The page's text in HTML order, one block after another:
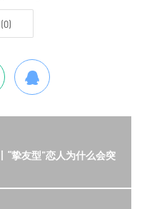
(0)
“挚友型”恋人为什么会突